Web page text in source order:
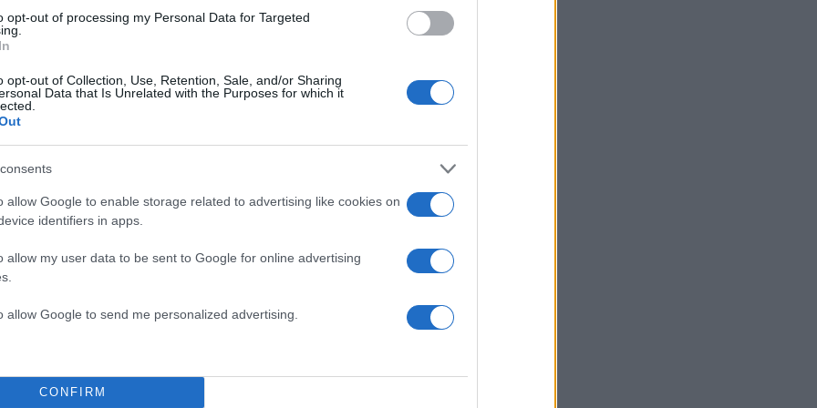
opt-out of processing my Personal Data for Targeted
opt-out of Collection, Use, Retention, Sale, and/or Sharing
Data that Is Unrelated with the Purposes for which it
allow Google to enable storage related to advertising like cookies on
identifiers in apps.
allow my user data to be sent to Google for online advertising
allow Google to send me personalized advertising.
CONFIRM
σε σχέση με το υπάρχον σύστημα
σε ριζική αναβάθμιση των δυνατοτήτων καταγραφής του
και του πραγματικού χρόνου εργασίας, συνεπώς και
από τις αρμόδιες αρχές. Συγκεκριμένα: ο
εργασίας και οι πληροφορίες για τις πραγματικές ώρες
εργασίας θα εισάγονται ψηφιακά και θα είναι διαθέσιμα
μέσω της εφαρμογής myErgani mobile app και σε
με περιορισμένη δυνατότητα ενημέρωσης των
έχουν μόνο τη δυνατότητα να δουν εκ των υστέρων
Επίσης με το ΕΡΓΑΝΗ II θα καταγράφονται για
χρόνος εργασίας, αναβαθμίζοντας τις